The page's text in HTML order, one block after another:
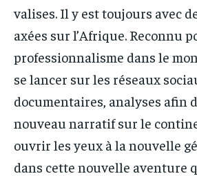
valises. Il y est toujours avec
axées sur l’Afrique. Reconnu
professionnalisme dans le
se lancer sur les réseaux
documentaires, analyses afin
nouveau narratif sur le
ouvrir les yeux à la nouvelle
dans cette nouvelle aventure